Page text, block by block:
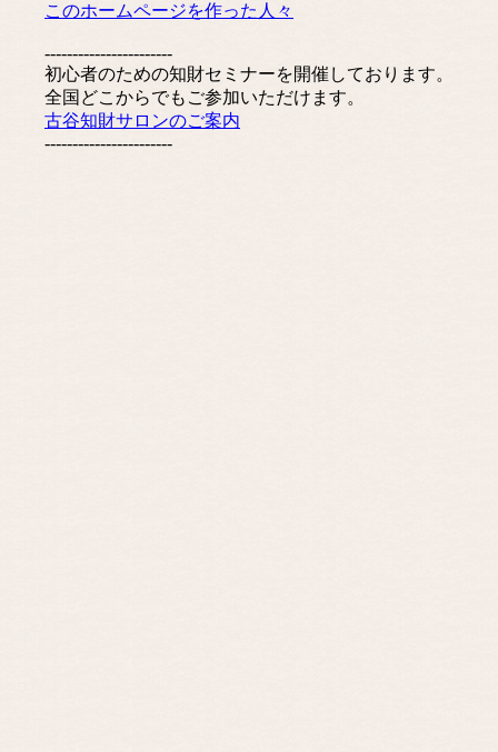
このホームページを作った人々
-----------------------
初心者のための知財セミナーを開催しております。
全国どこからでもご参加いただけます。
古谷知財サロンのご案内
-----------------------